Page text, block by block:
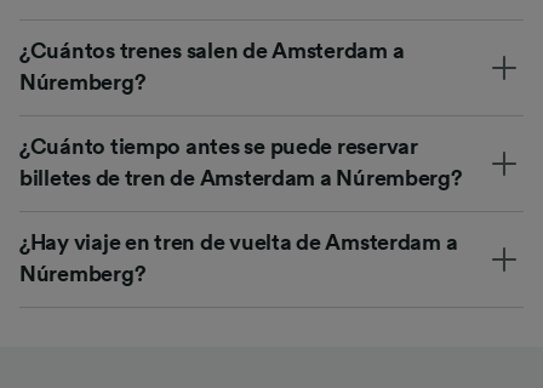
¿Cuántos trenes salen de Amsterdam a
Núremberg?
¿Cuánto tiempo antes se puede reservar
billetes de tren de Amsterdam a Núremberg?
¿Hay viaje en tren de vuelta de Amsterdam a
Núremberg?